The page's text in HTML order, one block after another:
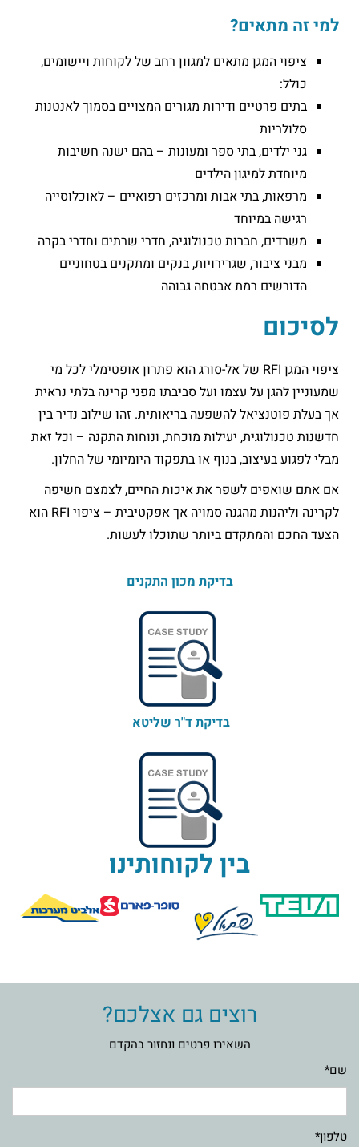
למי זה מתאים?
ציפוי המגן מתאים למגוון רחב של לקוחות ויישומים,
כולל:
בתים פרטיים ודירות מגורים המצויים בסמוך לאנטנות
סלולריות
גני ילדים, בתי ספר ומעונות – בהם ישנה חשיבות
מיוחדת למיגון הילדים
מרפאות, בתי אבות ומרכזים רפואיים – לאוכלוסייה
רגישה במיוחד
משרדים, חברות טכנולוגיה, חדרי שרתים וחדרי בקרה
מבני ציבור, שגרירויות, בנקים ומתקנים בטחוניים
הדורשים רמת אבטחה גבוהה
לסיכום
ציפוי המגן RFI של אל-סורג הוא פתרון אופטימלי לכל מי
שמעוניין להגן על עצמו ועל סביבתו מפני קרינה בלתי נראית
אך בעלת פוטנציאל להשפעה בריאותית. זהו שילוב נדיר בין
חדשנות טכנולוגית, יעילות מוכחת, ונוחות התקנה – וכל זאת
מבלי לפגוע בעיצוב, בנוף או בתפקוד היומיומי של החלון.
אם אתם שואפים לשפר את איכות החיים, לצמצם חשיפה
לקרינה וליהנות מהגנה סמויה אך אפקטיבית – ציפוי RFI הוא
הצעד החכם והמתקדם ביותר שתוכלו לעשות.
בדיקת מכון התקנים
בדיקת ד"ר שליטא
בין לקוחותינו
רוצים גם אצלכם?
השאירו פרטים ונחזור בהקדם
שם*
טלפון*